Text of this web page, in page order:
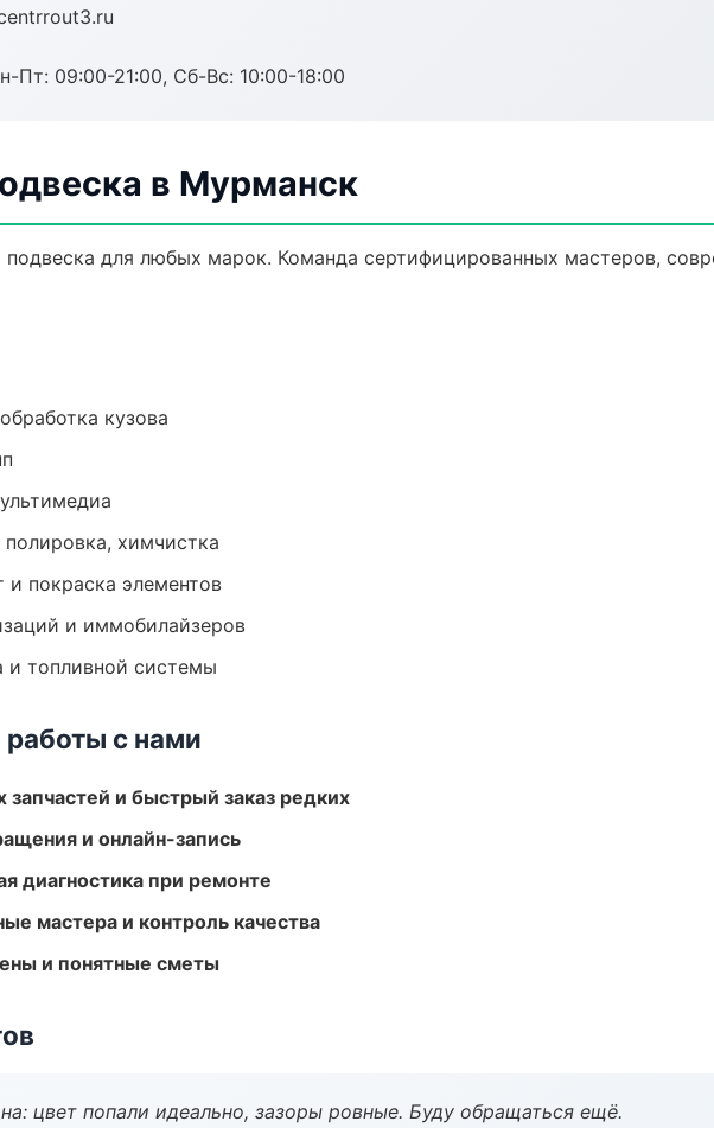
Пт: 09:00-21:00, Сб-Вс: 10:00-18:00
в Мурманск
для любых марок. Команда сертифицированных мастеров,
кузова
химчистка
покраска элементов
и иммобилайзеров
и топливной системы
с нами
и быстрый заказ редких
и онлайн-запись
диагностика при ремонте
мастера и контроль качества
и понятные сметы
цвет попали идеально, зазоры ровные. Буду обращаться ещё.